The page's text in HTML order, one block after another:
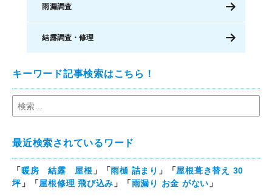
雨漏調査
結露調査・修理
キーワード記事検索はこちら！
最近検索されているワード
「暖房 結露 屋根 」「雨樋 詰まり 」「屋根葺き替え 30
坪」「屋根修理 飛び込み 」「雨漏り お金 がない 」